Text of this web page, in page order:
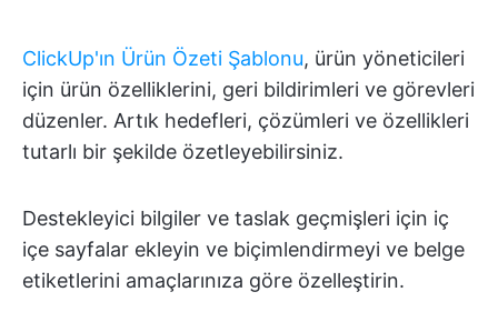
ClickUp'ın Ürün Özeti Şablonu, ürün yöneticileri
için ürün özelliklerini, geri bildirimleri ve görevleri
düzenler. Artık hedefleri, çözümleri ve özellikleri
tutarlı bir şekilde özetleyebilirsiniz.
Destekleyici bilgiler ve taslak geçmişleri için iç
içe sayfalar ekleyin ve biçimlendirmeyi ve belge
etiketlerini amaçlarınıza göre özelleştirin.